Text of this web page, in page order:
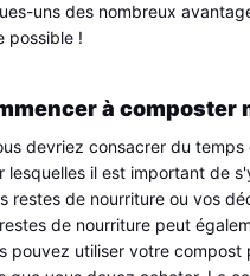
uns des nombreux
possible !
à composter
devriez consacrer du
lesquelles il est important de
restes de nourriture ou vos
de nourriture peut
pouvez utiliser votre